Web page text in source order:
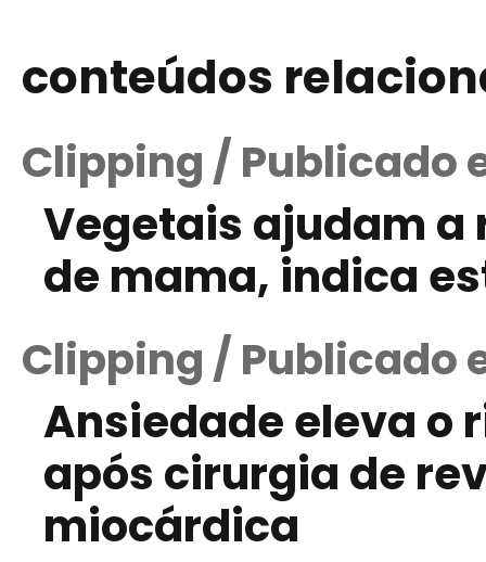
conteúdos
Clipping / Publicado
Vegetais ajudam a
de mama, indica
Clipping / Publicado
Ansiedade eleva o
após cirurgia de
miocárdica